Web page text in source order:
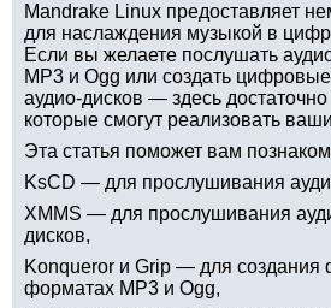
Mandrake Linux предоставляет
для наслаждения музыкой в
Если вы желаете послушать
MP3 и Ogg или создать
аудио-дисков — здесь
которые смогут реализовать
Эта статья поможет вам
KsCD — для прослушивания
XMMS — для прослушивания
дисков,
Konqueror и Grip — для создания
форматах MP3 и Ogg,